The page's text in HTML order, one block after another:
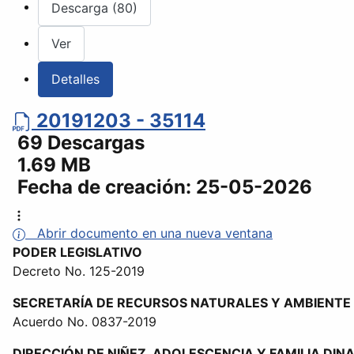
Descarga (80)
Ver
Detalles
20191203 - 35114
69 Descargas
1.69 MB
Fecha de creación: 25-05-2026
Abrir documento en una nueva ventana
PODER LEGISLATIVO
Decreto No. 125-2019
SECRETARÍA DE RECURSOS NATURALES Y AMBIENTE
Acuerdo No. 0837-2019